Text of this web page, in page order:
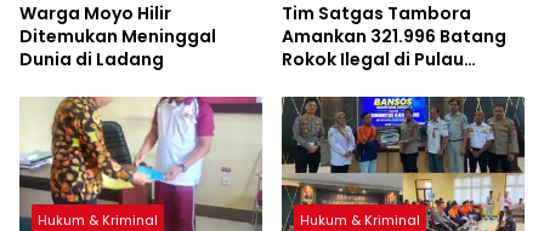
Warga Moyo Hilir
Ditemukan Meninggal
Dunia di Ladang
Tim Satgas Tambora
Amankan 321.996 Batang
Rokok Ilegal di Pulau
Hukum & Kriminal Hukum & Kriminal